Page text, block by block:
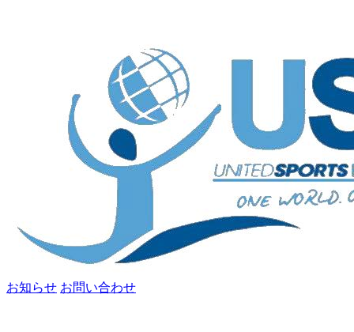
お知らせ お問い合わせ